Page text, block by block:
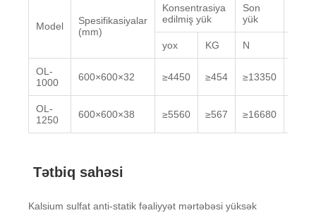
Model
Spesifikasiyalar
(mm)
Konsentrasiya
edilmiş yük
Son
yük
yox KG N
OL-
1000
600×600×32 ≥4450 ≥454 ≥13350
OL-
1250
600×600×38 ≥5560 ≥567 ≥16680
Tətbiq sahəsi
Kalsium sulfat anti-statik fəaliyyət mərtəbəsi yüksək